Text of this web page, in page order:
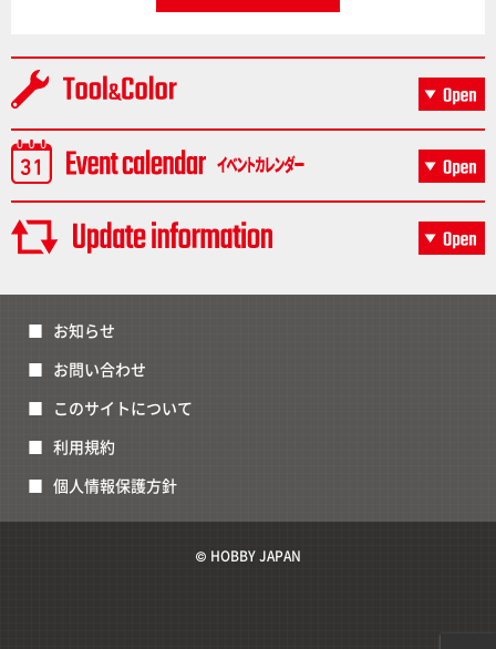
お知らせ
お問い合わせ
このサイトについて
利用規約
個人情報保護方針
© HOBBY JAPAN